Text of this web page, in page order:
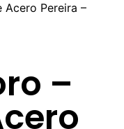
Acero Pereira –
–